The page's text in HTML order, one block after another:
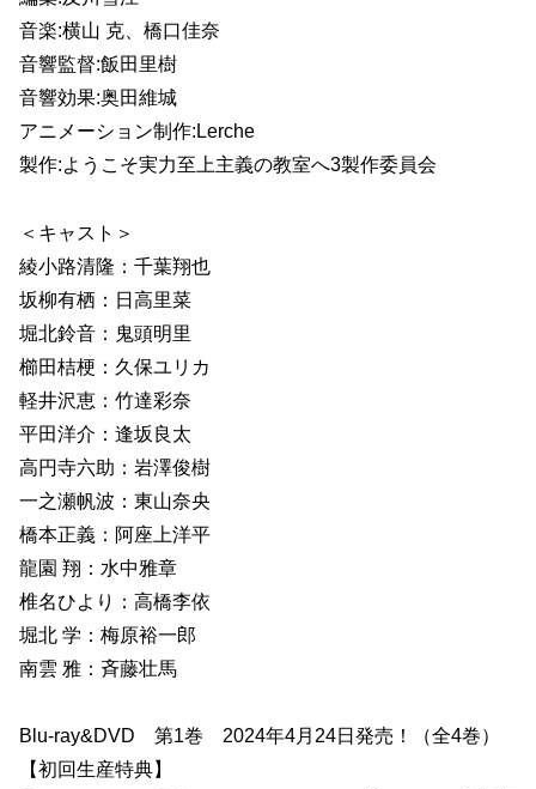
音楽:横山 克、橋口佳奈
音響監督:飯田里樹
音響効果:奥田維城
アニメーション制作:Lerche
製作:ようこそ実力至上主義の教室へ3製作委員会
＜キャスト＞
綾小路清隆：千葉翔也
坂柳有栖：日高里菜
堀北鈴音：鬼頭明里
櫛田桔梗：久保ユリカ
軽井沢恵：竹達彩奈
平田洋介：逢坂良太
高円寺六助：岩澤俊樹
一之瀬帆波：東山奈央
橋本正義：阿座上洋平
龍園 翔：水中雅章
椎名ひより：高橋李依
堀北 学：梅原裕一郎
南雲 雅：斉藤壮馬
Blu-ray&DVD 第1巻 2024年4月24日発売！（全4巻）
【初回生産特典】